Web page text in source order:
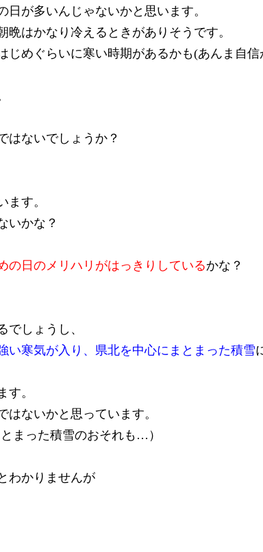
が多いんじゃないかと思います。
はかなり冷えるときがありそうです。
じめぐらいに寒い時期があるかも(あんま自信
はないでしょうか？
ます。
いかな？
の日のメリハリがはっきりしているかな？
でしょうし、
い寒気が入り、県北を中心にまとまった積雪
。
ないかと思っています。
まった積雪のおそれも…）
わかりませんが